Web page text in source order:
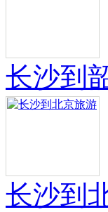
长沙到
长沙到